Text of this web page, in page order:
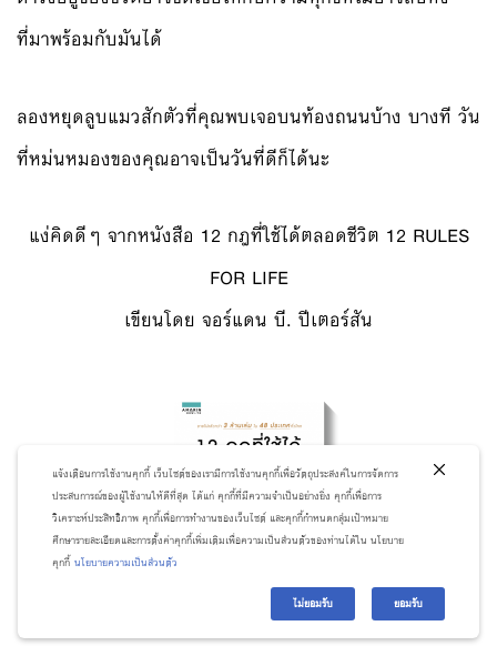
ที่มาพร้อมกับมันได้
ลองหยุดลูบแมวสักตัวที่คุณพบเจอบนท้องถนนบ้าง บางที วัน
ที่หม่นหมองของคุณอาจเป็นวันที่ดีก็ได้นะ
แง่คิดดีๆ จากหนังสือ 12 กฎที่ใช้ได้ตลอดชีวิต 12 RULES
FOR LIFE
เขียนโดย จอร์แดน บี. ปีเตอร์สัน
แจ้งเตือนการใช้งานคุกกี้ เว็บไซต์ของเรามีการใช้งานคุกกี้เพื่อวัตถุประสงค์ในการจัดการ
ประสบการณ์ของผู้ใช้งานให้ดีที่สุด ได้แก่ คุกกี้ที่มีความจำเป็นอย่างยิ่ง คุกกี้เพื่อการ
วิเคราะห์ประสิทธิภาพ คุกกี้เพื่อการทำงานของเว็บไซต์ และคุกกี้กำหนดกลุ่มเป้าหมาย
ศึกษารายละเอียดและการตั้งค่าคุกกี้เพิ่มเติมเพื่อความเป็นส่วนตัวของท่านได้ใน นโยบาย
คุกกี้ นโยบายความเป็นส่วนตัว
ไม่ยอมรับ ยอมรับ